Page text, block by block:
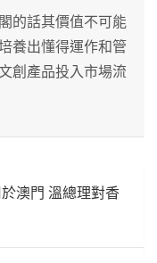
的話其價值不可能
養出懂得運作和管
創產品投入市場流
澳門 溫總理對香